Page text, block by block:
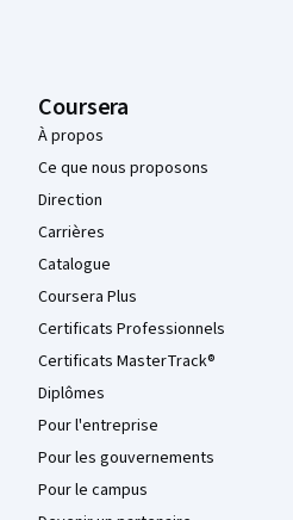
Coursera
À propos
Ce que nous proposons
Direction
Carrières
Catalogue
Coursera Plus
Certificats Professionnels
Certificats MasterTrack®
Diplômes
Pour l'entreprise
Pour les gouvernements
Pour le campus